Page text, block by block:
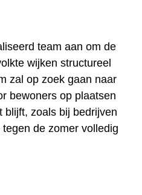
team aan om de
wijken structureel
zal op zoek gaan naar
bewoners op plaatsen
blijft, zoals bij bedrijven
de zomer volledig